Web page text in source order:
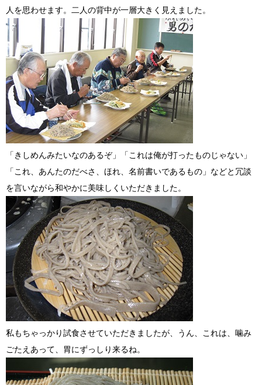
人を思わせます。二人の背中が一層大きく見えました。
「きしめんみたいなのあるぞ」「これは俺が打ったものじゃない」
「これ、あんたのだべさ、ほれ、名前書いであるもの」などと冗談
を言いながら和やかに美味しくいただきました。
私もちゃっかり試食させていただきましたが、うん、これは、噛み
ごたえあって、胃にずっしり来るね。